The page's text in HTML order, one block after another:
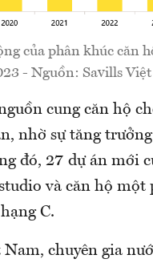
của phân khúc căn
- Nguồn: Savills
cung căn hộ
nhờ sự tăng
đó, 27 dự án mới
và căn hộ một
C.
chuyên gia